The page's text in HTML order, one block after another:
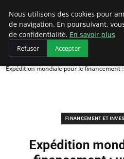
LECFCM
Accueil
Financement et investissement
Expédition mondiale pour le
FINANCEMENT ET
Expédition
Nous utilisons des cookies pour
de navigation. En poursuivant,
de confidentialité. En savoir plus
Refuser Accepter